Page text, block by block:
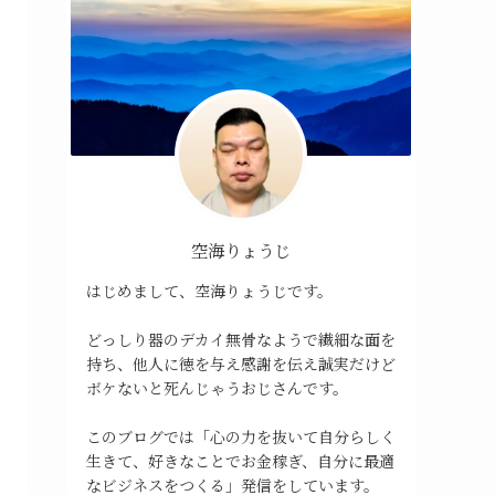
空海りょうじ
はじめまして、空海りょうじです。
どっしり器のデカイ無骨なようで繊細な面を
持ち、他人に徳を与え感謝を伝え誠実だけど
ボケないと死んじゃうおじさんです。
このブログでは「心の力を抜いて自分らしく
生きて、好きなことでお金稼ぎ、自分に最適
なビジネスをつくる」発信をしています。